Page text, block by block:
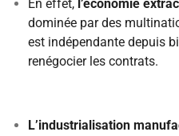
En effet, l’économie
dominée par des
est indépendante depuis
renégocier les contrats.
L’industrialisation